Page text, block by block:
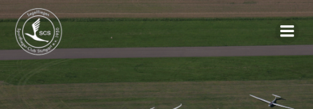
Inhalt